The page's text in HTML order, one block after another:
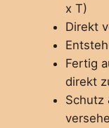
x T)
Direkt
Fertig
direkt
Schutz